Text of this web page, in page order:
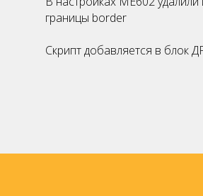
границы border
Скрипт добавляется в блок